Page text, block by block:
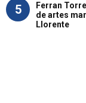
5
Ferran
de artes
Llorente